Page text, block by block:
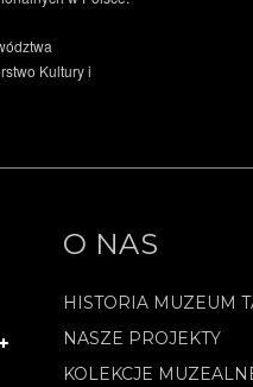
Kultury i
O NAS
HISTORIA MUZEUM
NASZE PROJEKTY
KOLEKCJE